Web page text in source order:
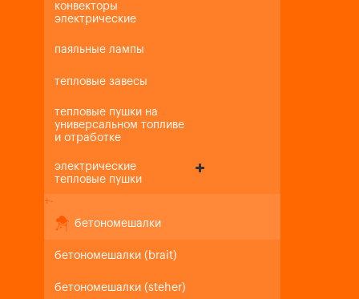
конвекторы
электрические
паяльные лампы
тепловые завесы
тепловые пушки на
универсальном топливе
и отработке
электрические
тепловые пушки
+-
бетономешалки
бетономешалки (brait)
бетономешалки (steher)